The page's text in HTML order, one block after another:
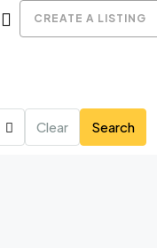
CREATE A LISTING
Clear Search